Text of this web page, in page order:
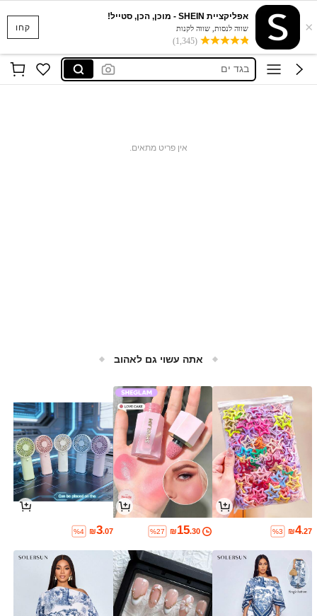
קחו ×
אפליקציית SHEIN - מוכן, הכן, סטייל!
שווה לנסות, שווה לקנות
(1,345)
סקוישים
anewsta שמלות
בגד ים
אין פריט מתאים.
אתה עשוי גם לאהוב
₪4.27
%3
₪15.30
%27
₪3.07
%4